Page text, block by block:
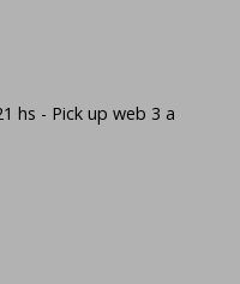
hs - Pick up web 3 a